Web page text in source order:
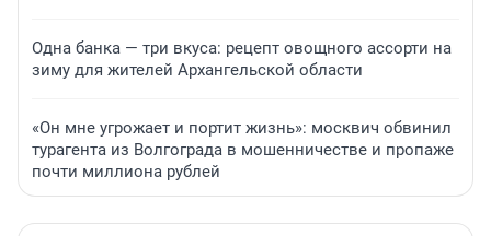
Одна банка — три вкуса: рецепт овощного ассорти на
зиму для жителей Архангельской области
«Он мне угрожает и портит жизнь»: москвич обвинил
турагента из Волгограда в мошенничестве и пропаже
почти миллиона рублей